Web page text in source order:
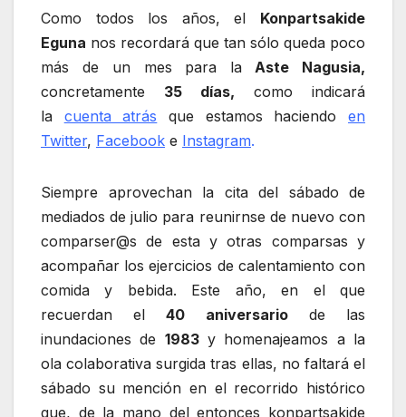
Como todos los años, el Konpartsakide
Eguna nos recordará que tan sólo queda poco
más de un mes para la Aste Nagusia,
concretamente 35 días, como indicará
la cuenta atrás que estamos haciendoen
Twitter, Facebook e Instagram.
Siempre aprovechan la cita del sábado de
mediados de julio para reunirnse de nuevo con
comparser@s de esta y otras comparsas y
acompañar los ejercicios de calentamiento con
comida y bebida. Este año, en el que
recuerdan el40 aniversariode las
inundaciones de 1983y homenajeamos a la
ola colaborativa surgida tras ellas, no faltará el
sábado su mención en el recorrido histórico
que, de la mano del entonces konpartsakide